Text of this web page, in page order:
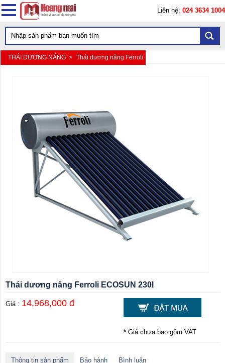
Liên hệ: 024 3634 1004
THÁI DƯƠNG NĂNG > Thái dương năng Ferroli
Thái dương năng Ferroli ECOSUN 230l
Giá : 14,968,000 đ
* Giá chưa bao gồm VAT
Thông tin sản phẩm Bảo hành Bình luận